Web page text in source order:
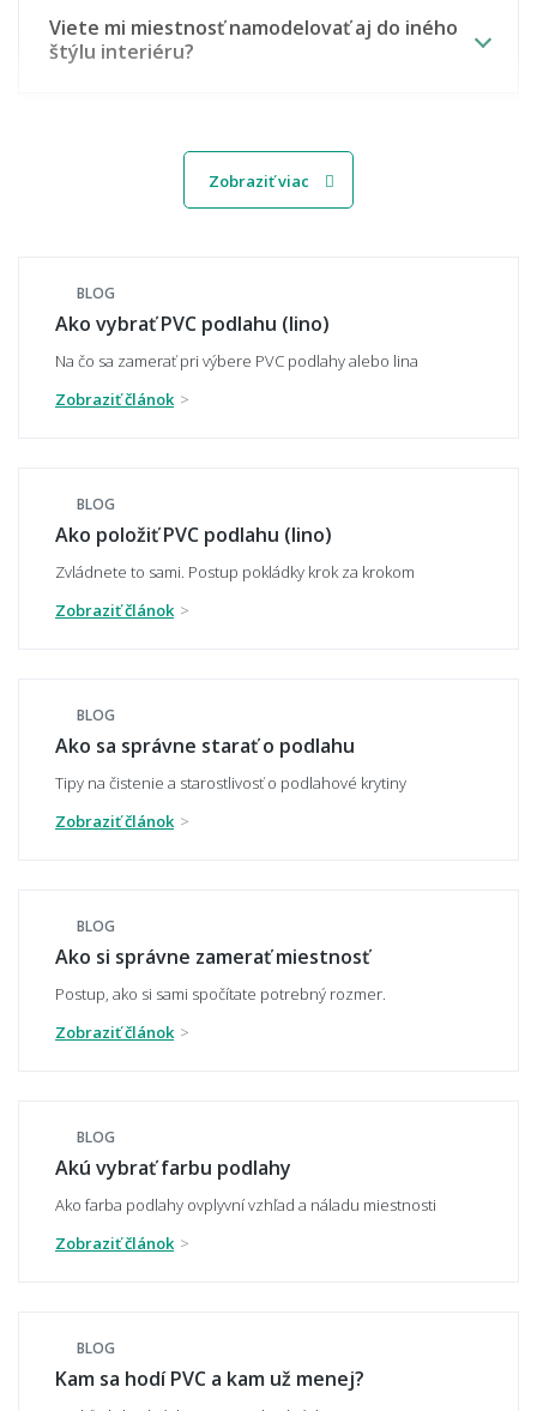
Viete mi miestnosť namodelovať aj do iného
štýlu interiéru?
🎨 Materiál, dekor a povrch
Aký povrch PVC podlahy zvoliť - hladký, alebo
vrúbkovaný?
Čo je nášľapná vrstva a ako sa líši od
záťažovej triedy?
Aká hrubá by mala PVC podlaha byť?
Je PVC odolné voči vode?
Vybledne PVC podlaha na slnku?
📏 Rozmery, rezanie a pokládka
Ako sa PVC podlaha objednáva a reže na
mieru?
Aké široké rolky PVC ponúkate?
Zobraziť viac
BLOG
Ako vybrať PVC podlahu (lino)
Na čo sa zamerať pri výbere PVC podlahy alebo lina
Zobraziť článok
BLOG
Ako položiť PVC podlahu (lino)
Zvládnete to sami. Postup pokládky krok za krokom
Zobraziť článok
BLOG
Ako sa správne starať o podlahu
Tipy na čistenie a starostlivosť o podlahové krytiny
Zobraziť článok
BLOG
Ako si správne zamerať miestnosť
Postup, ako si sami spočítate potrebný rozmer.
Zobraziť článok
BLOG
Akú vybrať farbu podlahy
Ako farba podlahy ovplyvní vzhľad a náladu miestnosti
Zobraziť článok
BLOG
Kam sa hodí PVC a kam už menej?